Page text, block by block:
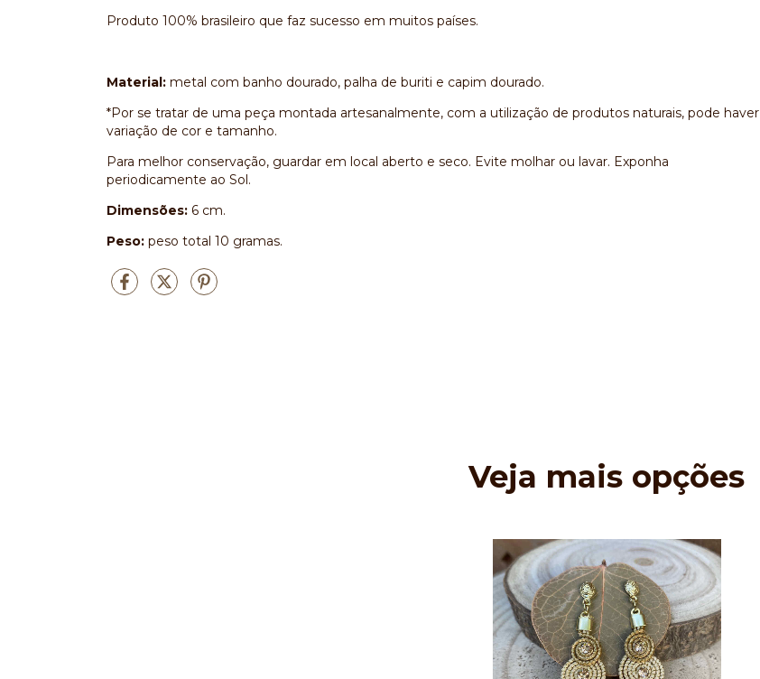
Produto 100% brasileiro que faz sucesso em muitos países.
Material: metal com banho dourado, palha de buriti e capim dourado.
*Por se tratar de uma peça montada artesanalmente, com a utilização de produtos naturais, pode haver
variação de cor e tamanho.
Para melhor conservação, guardar em local aberto e seco. Evite molhar ou lavar. Exponha
periodicamente ao Sol.
Dimensões: 6 cm.
Peso: peso total 10 gramas.
Veja mais opções